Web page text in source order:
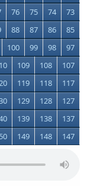
73
74
75
76
85
86
87
88
97
98
99
100
107
108
109
117
118
119
127
128
129
137
138
139
147
148
149